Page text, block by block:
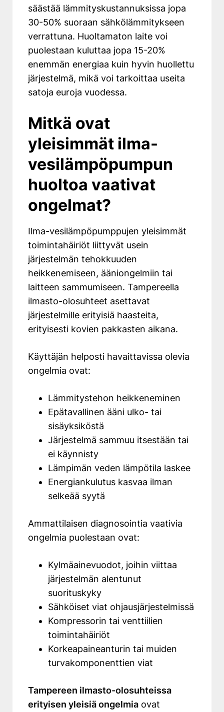
säästää lämmityskustannuksissa jopa
30-50% suoraan sähkölämmitykseen
verrattuna. Huoltamaton laite voi
puolestaan kuluttaa jopa 15-20%
enemmän energiaa kuin hyvin huollettu
järjestelmä, mikä voi tarkoittaa useita
satoja euroja vuodessa.
Mitkä ovat
yleisimmät ilma-
vesilämpöpumpun
huoltoa vaativat
ongelmat?
Ilma-vesilämpöpumppujen yleisimmät
toimintahäiriöt liittyvät usein
järjestelmän tehokkuuden
heikkenemiseen, ääniongelmiin tai
laitteen sammumiseen. Tampereella
ilmasto-olosuhteet asettavat
järjestelmille erityisiä haasteita,
erityisesti kovien pakkasten aikana.
Käyttäjän helposti havaittavissa olevia
ongelmia ovat:
Lämmitystehon heikkeneminen
Epätavallinen ääni ulko- tai
sisäyksiköstä
Järjestelmä sammuu itsestään tai
ei käynnisty
Lämpimän veden lämpötila laskee
Energiankulutus kasvaa ilman
selkeää syytä
Ammattilaisen diagnosointia vaativia
ongelmia puolestaan ovat:
Kylmäainevuodot, joihin viittaa
järjestelmän alentunut
suorituskyky
Sähköiset viat ohjausjärjestelmissä
Kompressorin tai venttiilien
toimintahäiriöt
Korkeapaineanturin tai muiden
turvakomponenttien viat
Tampereen ilmasto-olosuhteissa
erityisen yleisiä ongelmiaovat